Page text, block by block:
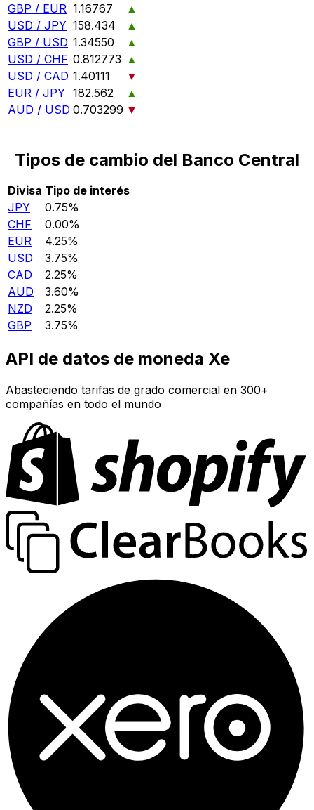
GBP / EUR 1.16767
▲
USD / JPY 158.434
▲
GBP / USD 1.34550
▲
USD / CHF 0.812773 ▲
USD / CAD 1.40111
▼
EUR / JPY 182.562
▲
AUD / USD 0.703299 ▼
Tipos de cambio del Banco Central
Divisa Tipo de interés
JPY
0.75%
CHF
0.00%
EUR
4.25%
USD
3.75%
CAD
2.25%
AUD
3.60%
NZD
2.25%
GBP
3.75%
API de datos de moneda Xe
Abasteciendo tarifas de grado comercial en 300+
compañías en todo el mundo